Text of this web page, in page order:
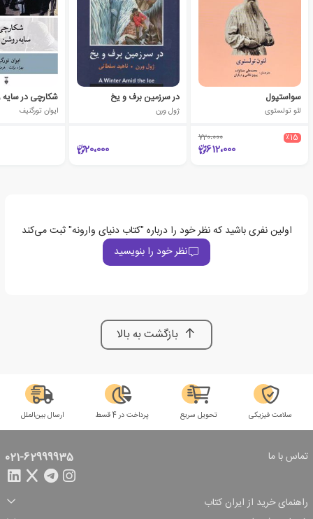
سواستپول
لئو تولستوی
٪15 720،000
612،000
در سرزمین برف و یخ
ژول ورن
20،000
شکارچی در
ایوان تورگنیف
اولین نفری باشید که نظر خود را درباره "کتاب دنیای وارونه" ثبت می‌کند
نظر خود را بنویسید
بازگشت به بالا
سلامت فیزیکی تحویل سریع پرداخت در 4 قسط ارسال بین‌الملل
تماس با ما 021-62999935
راهنمای خرید از ایران کتاب